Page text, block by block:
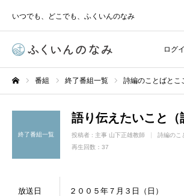
いつでも、どこでも、ふくいんのなみ
ログ
番組 終了番組一覧 詩編のことばとこ
終了番組一覧
語り伝えたいこと（
投稿者 : 主事 山下正雄教師
詩編のこ
再生回数：37
放送日 ２００５年７月３日（日）